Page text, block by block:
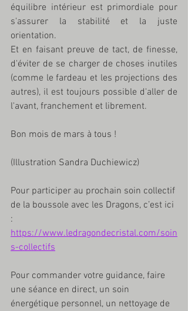
équilibre intérieur est primordiale pour
s'assurer la stabilité et la juste
orientation.
Et en faisant preuve de tact, de finesse,
d'éviter de se charger de choses inutiles
(comme le fardeau et les projections des
autres), il est toujours possible d'aller de
l'avant, franchement et librement.
Bon mois de mars à tous !
(Illustration Sandra Duchiewicz)
Pour participer au prochain soin collectif
de la boussole avec les Dragons, c’est ici
:
https://www.ledragondecristal.com/soin
s-collectifs
Pour commander votre guidance, faire
une séance en direct, un soin
énergétique personnel, un nettoyage de